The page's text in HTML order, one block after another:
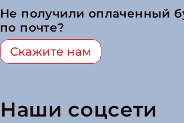
Не получили оплаченный
по почте?
Скажите нам
Наши соцсети